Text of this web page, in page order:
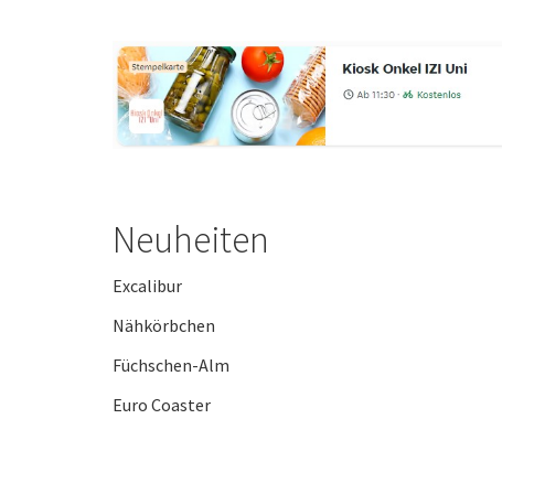
Neuheiten
Excalibur
Nähkörbchen
Füchschen-Alm
Euro Coaster